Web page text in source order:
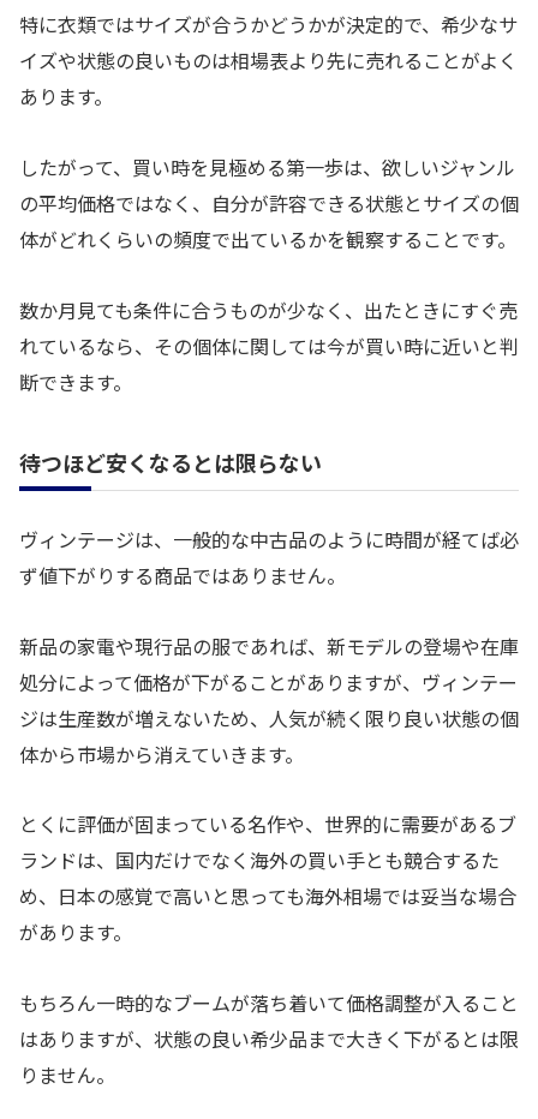
特に衣類ではサイズが合うかどうかが決定的で、希少なサ
イズや状態の良いものは相場表より先に売れることがよく
あります。
したがって、買い時を見極める第一歩は、欲しいジャンル
の平均価格ではなく、自分が許容できる状態とサイズの個
体がどれくらいの頻度で出ているかを観察することです。
数か月見ても条件に合うものが少なく、出たときにすぐ売
れているなら、その個体に関しては今が買い時に近いと判
断できます。
待つほど安くなるとは限らない
ヴィンテージは、一般的な中古品のように時間が経てば必
ず値下がりする商品ではありません。
新品の家電や現行品の服であれば、新モデルの登場や在庫
処分によって価格が下がることがありますが、ヴィンテー
ジは生産数が増えないため、人気が続く限り良い状態の個
体から市場から消えていきます。
とくに評価が固まっている名作や、世界的に需要があるブ
ランドは、国内だけでなく海外の買い手とも競合するた
め、日本の感覚で高いと思っても海外相場では妥当な場合
があります。
もちろん一時的なブームが落ち着いて価格調整が入ること
はありますが、状態の良い希少品まで大きく下がるとは限
りません。